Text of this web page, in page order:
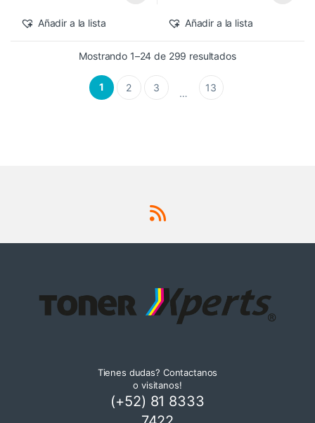
Añadir a la lista Añadir a la lista
Mostrando 1–24 de 299 resultadosSorted by latest
1 2 3 … 13
Tienes dudas? Contactanos
o visitanos!
(+52) 81 8333